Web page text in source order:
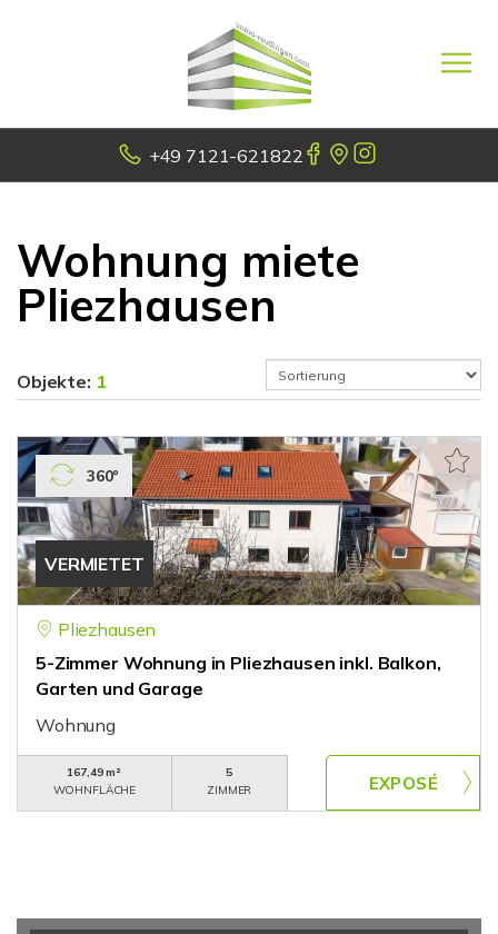
+49 7121-621822
Wohnung miete
Pliezhausen
Objekte: 1
VERMIETET
360°
Pliezhausen
5-Zimmer Wohnung in Pliezhausen inkl. Balkon,
Garten und Garage
Wohnung
167,49 m²
WOHNFLÄCHE
5
ZIMMER